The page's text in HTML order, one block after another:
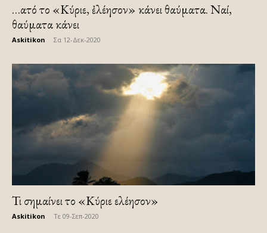
…αὐτό το «Κύριε, ἐλέησον» κάνει θαύματα. Ναί,
θαύματα κάνει
Askitikon Σα 12-Δεκ-2020
Τι σημαίνει το «Κύριε ελέησον»
Askitikon Τε 09-Σεπ-2020